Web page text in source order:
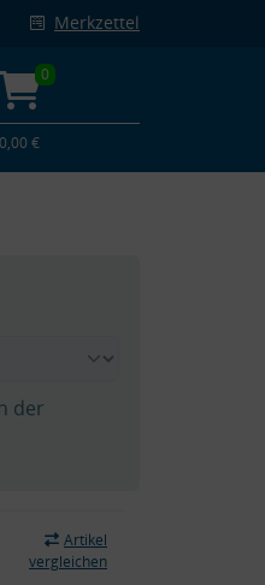
Merkzettel
0
0,00 €
der
Artikel
vergleichen